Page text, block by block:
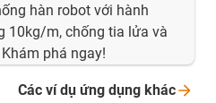
hàn robot với hành
10kg/m, chống tia lửa và
phá ngay!
Các ví dụ ứng dụng khác